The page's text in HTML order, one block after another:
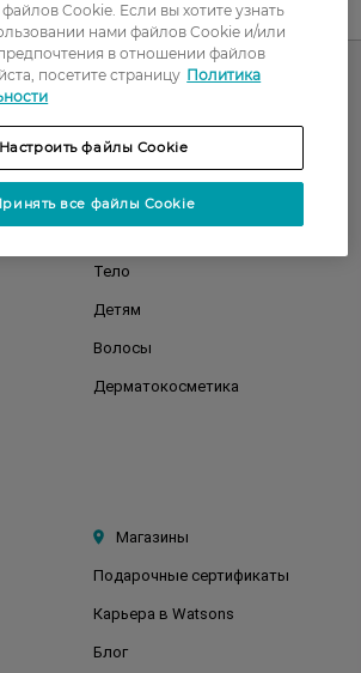
UA RU
Мужчинам
Здоровье
Тело
Детям
Волосы
Дерматокосметика
Магазины
Подарочные сертификаты
Карьера в Watsons
Блог
Cookie. Если вы хотите узнать
нами файлов Cookie и/или
в отношении файлов
посетите страницу Политика
Настроить файлы Cookie
все файлы Cookie